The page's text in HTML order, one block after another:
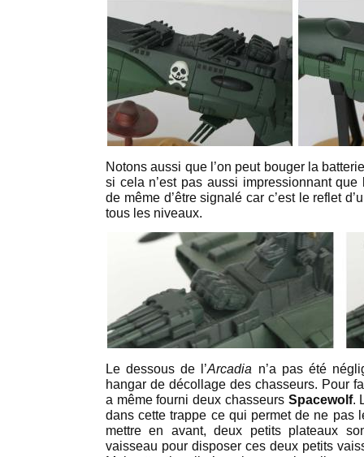
Notons aussi que l’on peut bouger la
si cela n’est pas aussi impressionnant
de même d’être signalé car c’est le reflet
tous les niveaux.
Le dessous de l’Arcadia n’a pas été
hangar de décollage des chasseurs. Pour
a même fourni deux chasseurs Spacewolf.
dans cette trappe ce qui permet de ne pas
mettre en avant, deux petits plateaux
vaisseau pour disposer ces deux petits